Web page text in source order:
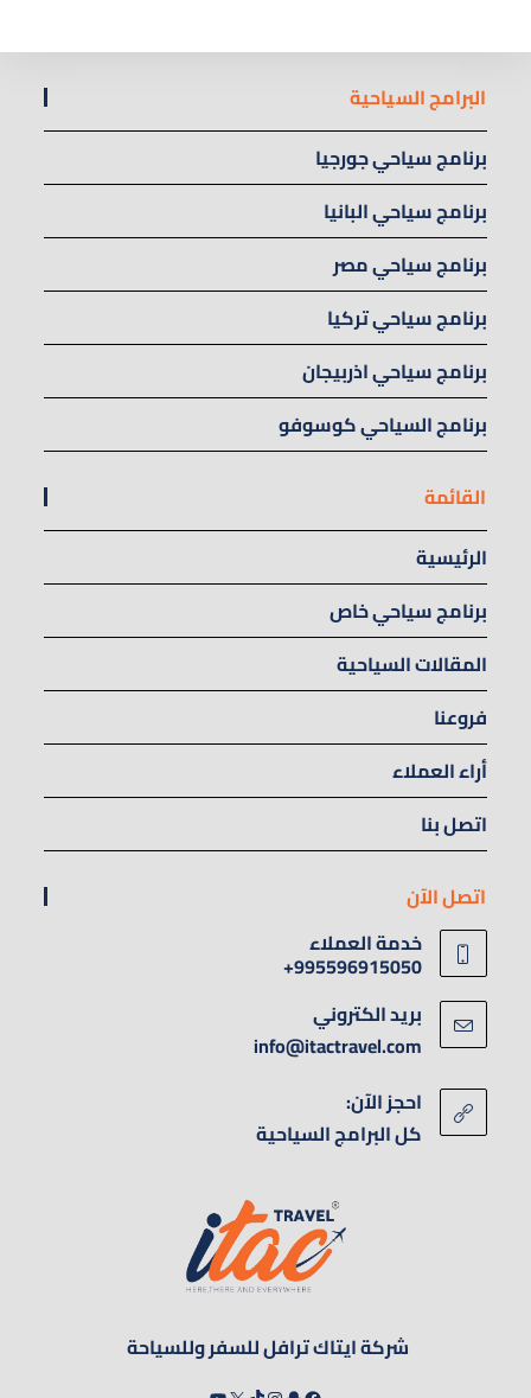
البرامج السياحية
برنامج سياحي جورجيا
برنامج سياحي البانيا
برنامج سياحي مصر
برنامج سياحي تركيا
برنامج سياحي اذربيجان
برنامج السياحي كوسوفو
القائمة
الرئيسية
برنامج سياحي خاص
المقالات السياحية
فروعنا
أراء العملاء
اتصل بنا
اتصل الآن
خدمة العملاء
995596915050+
بريد الكتروني
info@itactravel.com
احجز الآن:
كل البرامج السياحية
شركة ايتاك ترافل للسفر وللسياحة